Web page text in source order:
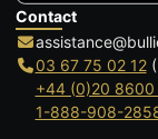
Contact
03 67 75 02 12
+44 (0)20 8600
1-888-908-